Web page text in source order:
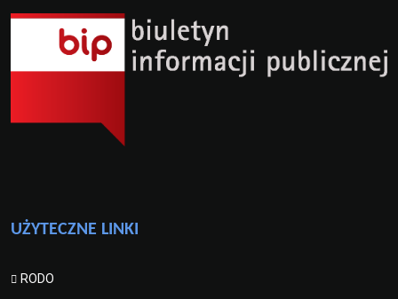
UŻYTECZNE LINKI
RODO